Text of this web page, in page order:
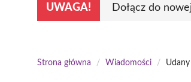
UWAGA! Dołącz do
Strona główna / Wiadomości /